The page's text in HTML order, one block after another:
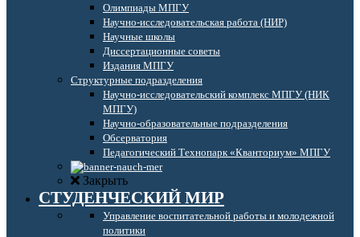
Олимпиады МПГУ
Научно-исследовательская работа (НИР)
Научные школы
Диссертационные советы
Издания МПГУ
Структурные подразделения
Научно-исследовательский комплекс МПГУ (НИК
МПГУ)
Научно-образовательные подразделения
Обсерватория
Педагогический Технопарк «Кванториум» МПГУ
Закрыть
СТУДЕНЧЕСКИЙ МИР
Управление воспитательной работы и молодежной
политики